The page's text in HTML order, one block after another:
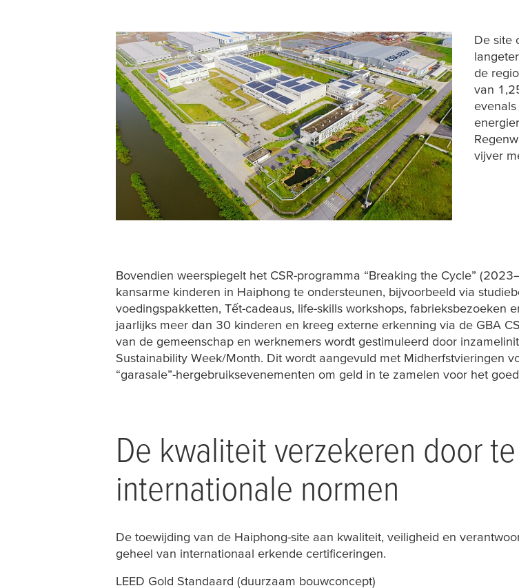
De site
de
van
vijver
Bovendien weerspiegelt het CSR-programma “Breaking the Cycle”
kansarme kinderen in Haiphong te ondersteunen, bijvoorbeeld via
voedingspakketten, Tết-cadeaus, life-skills workshops,
jaarlijks meer dan 30 kinderen en kreeg externe erkenning via de GBA
van de gemeenschap en werknemers wordt gestimuleerd door
Sustainability Week/Month. Dit wordt aangevuld met Midherfstvieringen
“garasale”-hergebruiksevenementen om geld in te zamelen voor het
De kwaliteit verzekeren door
internationale normen
De toewijding van de Haiphong-site aan kwaliteit, veiligheid en
geheel van internationaal erkende certificeringen.
LEED Gold Standaard (duurzaam bouwconcept)